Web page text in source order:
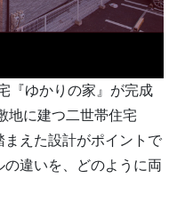
『ゆかりの家』が完成
地に建つ二世帯住宅
えた設計がポイントで
違いを、どのように両